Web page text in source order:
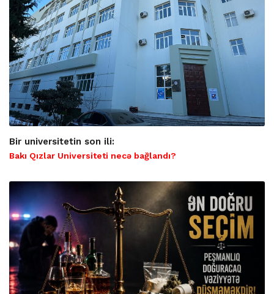
Bir universitetin son ili:
Bakı Qızlar Universiteti necə bağlandı?